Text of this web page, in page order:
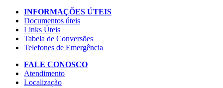
INFORMAÇÕES ÚTEIS
Documentos úteis
Links Úteis
Tabela de Conversões
Telefones de Emergência
FALE CONOSCO
Atendimento
Localização